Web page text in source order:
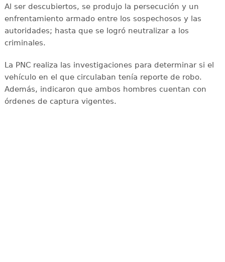
Al ser descubiertos, se produjo la persecución y un
enfrentamiento armado entre los sospechosos y las
autoridades; hasta que se logró neutralizar a los
criminales.
La PNC realiza las investigaciones para determinar si el
vehículo en el que circulaban tenía reporte de robo.
Además, indicaron que ambos hombres cuentan con
órdenes de captura vigentes.